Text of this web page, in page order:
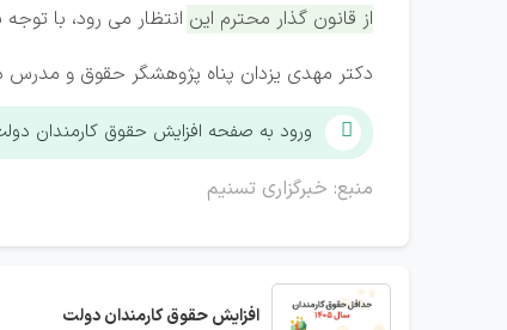
از قانون گذار محترم این انتظار می رود، با توجه به بررسی بخش دوم بودجه سال 1404 در
دکتر مهدی یزدان پناه پژوهشگر حقوق و مدرس
ورود به صفحه افزایش حقوق کارمندان
منبع: خبرگزاری تسنیم
افزایش حقوق کارمندان دولت